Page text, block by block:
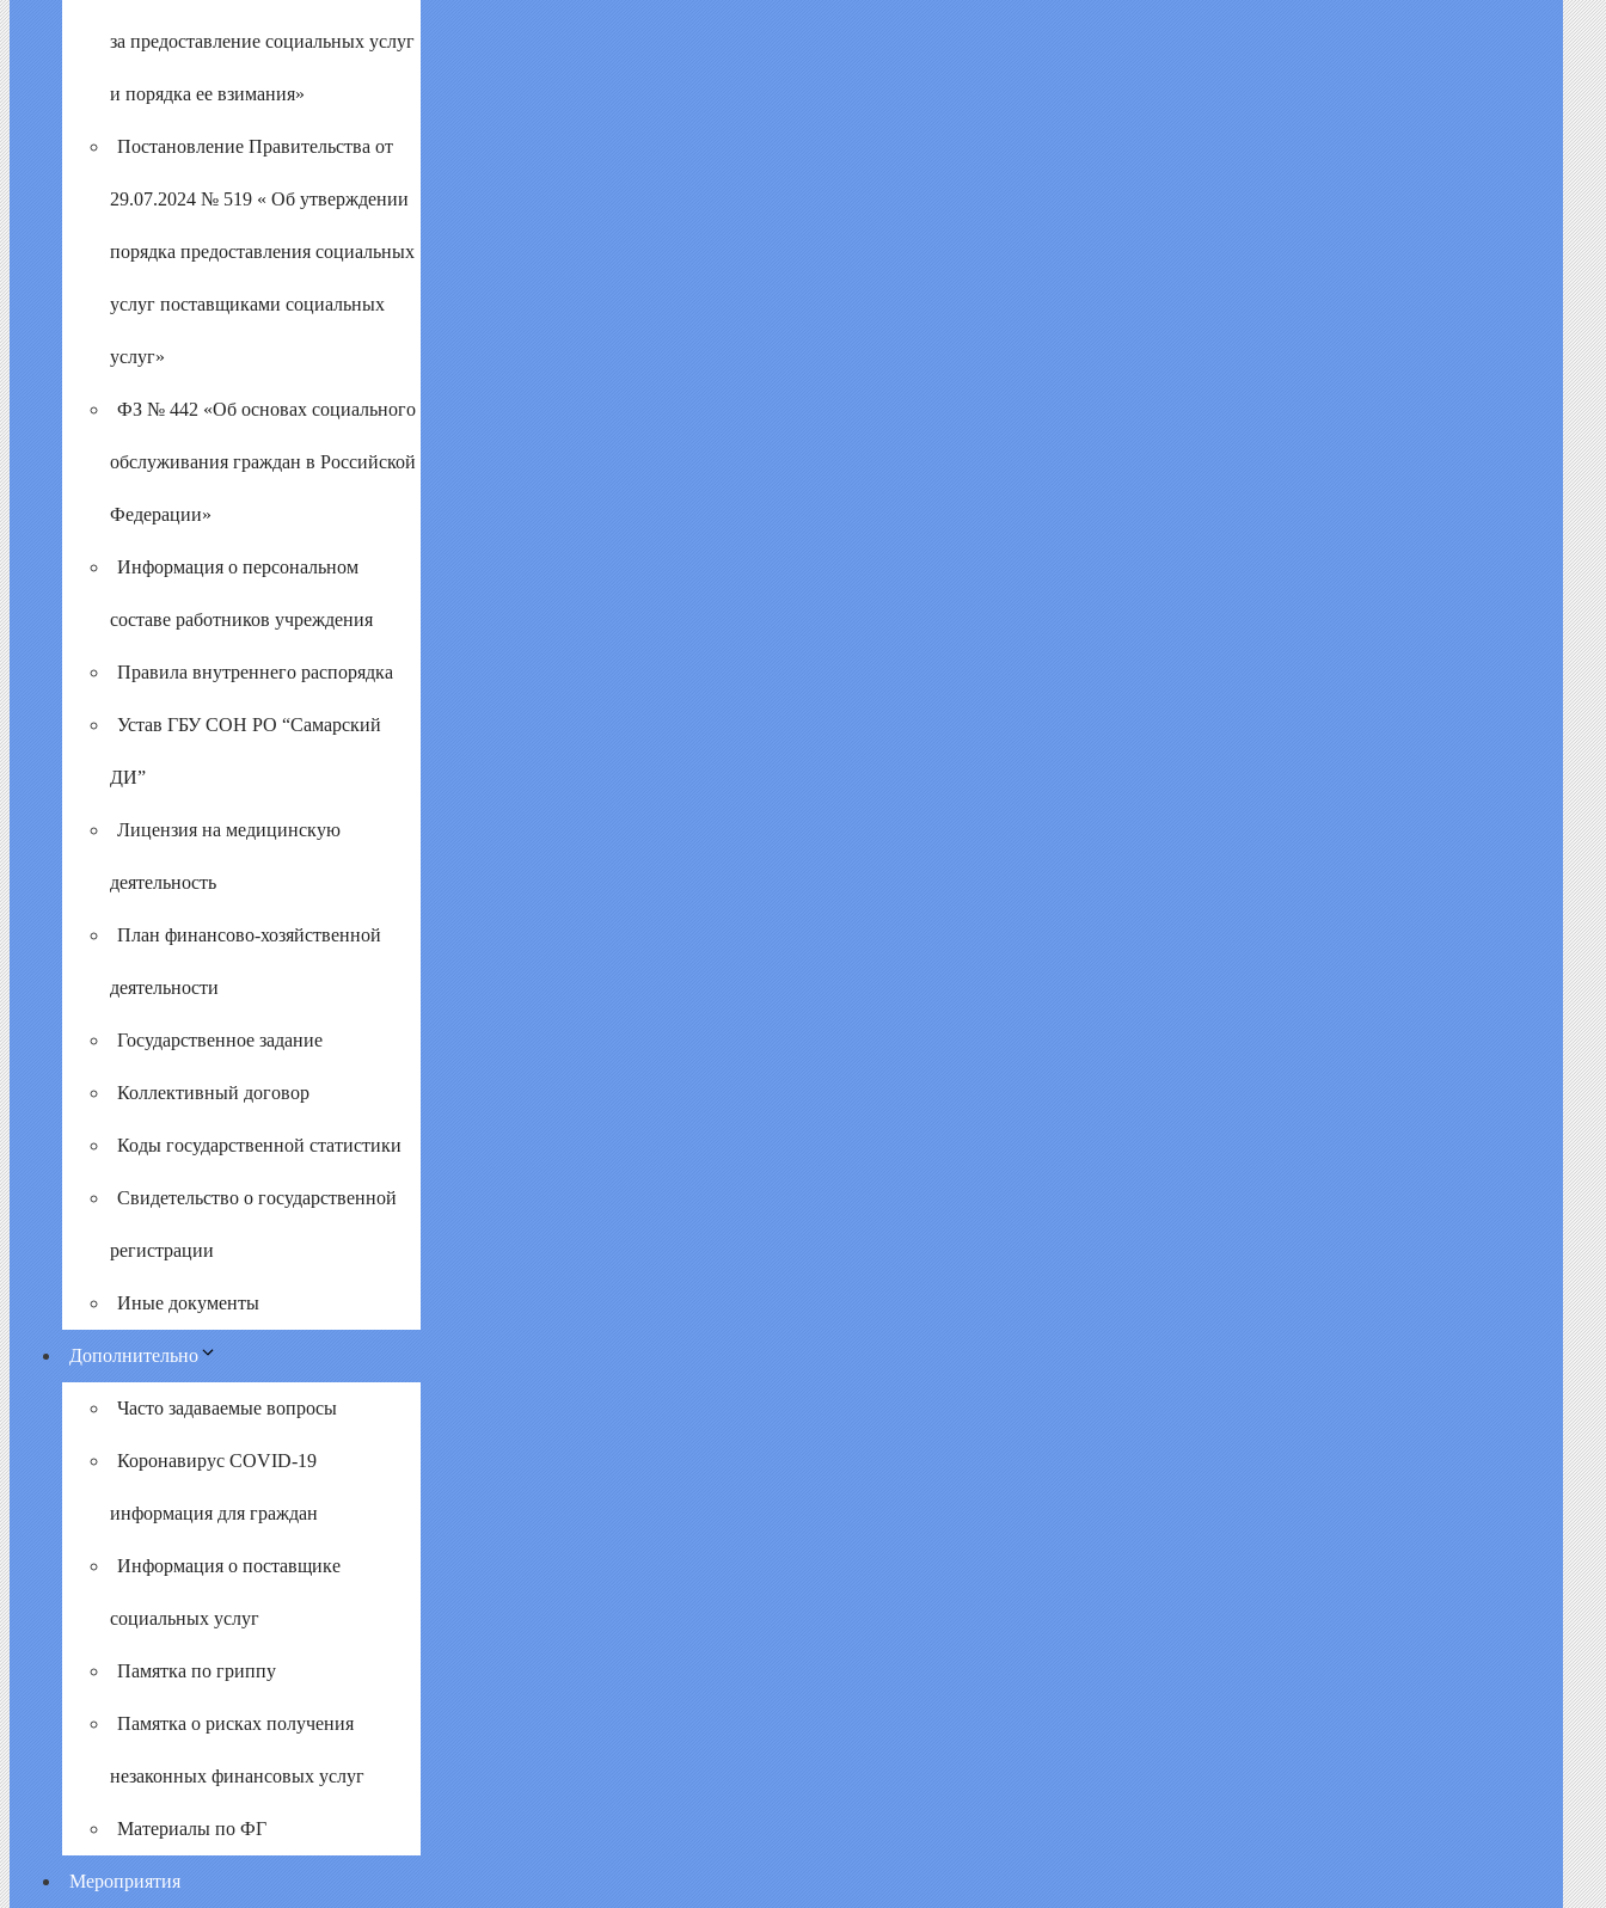
за предоставление социальных услуг
и порядка ее взимания»
Постановление Правительства от
29.07.2024 № 519 « Об утверждении
порядка предоставления социальных
услуг поставщиками социальных
услуг»
ФЗ № 442 «Об основах социального
обслуживания граждан в Российской
Федерации»
Информация о персональном
составе работников учреждения
Правила внутреннего распорядка
Устав ГБУ СОН РО “Самарский
ДИ”
Лицензия на медицинскую
деятельность
План финансово-хозяйственной
деятельности
Государственное задание
Коллективный договор
Коды государственной статистики
Свидетельство о государственной
регистрации
Иные документы
Дополнительно
Часто задаваемые вопросы
Коронавирус COVID-19
информация для граждан
Информация о поставщике
социальных услуг
Памятка по гриппу
Памятка о рисках получения
незаконных финансовых услуг
Материалы по ФГ
Мероприятия